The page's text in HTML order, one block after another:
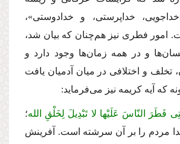
خداپرستى، و خدادوستى»،
امور فطرى نیز هم‌چنان كه بیان شد،
و در همه زمان‌ها وجود دارد و
تخلف و اختلافى در میان آدمیان یافت
كه آیه كریمه نیز مى‌فرماید:
فَطَرَ النّاسَ عَلَیْها لا تَبْدِیلَ لِخَلْقِ الله؛
مردم را بر آن سرشته است. آفرینش